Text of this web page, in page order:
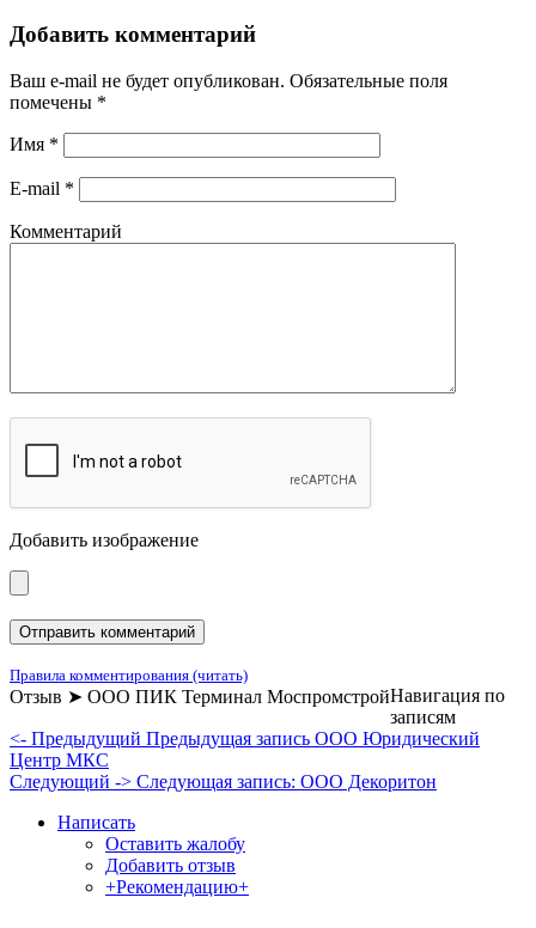
Добавить комментарий
Ваш e-mail не будет опубликован. Обязательные поля
помечены *
Имя *
E-mail *
Комментарий
Добавить изображение
Правила комментирования (читать)
Отзыв ➤ ООО ПИК Терминал МоспромстройНавигация по
записям
<- Предыдущий Предыдущая запись ООО Юридический
Центр МКС
Следующий -> Следующая запись: ООО Декоритон
Написать
Оставить жалобу
Добавить отзыв
+Рекомендацию+